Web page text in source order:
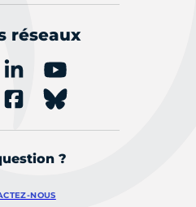
réseaux
?
NOUS